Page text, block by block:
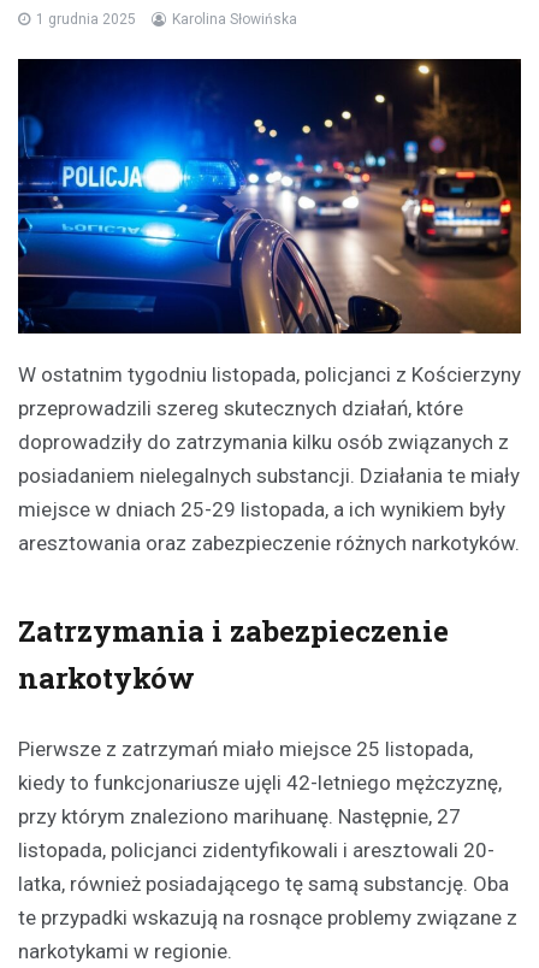
1 grudnia 2025 Karolina Słowińska
W ostatnim tygodniu listopada, policjanci z Kościerzyny
przeprowadzili szereg skutecznych działań, które
doprowadziły do zatrzymania kilku osób związanych z
posiadaniem nielegalnych substancji. Działania te miały
miejsce w dniach 25-29 listopada, a ich wynikiem były
aresztowania oraz zabezpieczenie różnych narkotyków.
Zatrzymania i zabezpieczenie
narkotyków
Pierwsze z zatrzymań miało miejsce 25 listopada,
kiedy to funkcjonariusze ujęli 42-letniego mężczyznę,
przy którym znaleziono marihuanę. Następnie, 27
listopada, policjanci zidentyfikowali i aresztowali 20-
latka, również posiadającego tę samą substancję. Oba
te przypadki wskazują na rosnące problemy związane z
narkotykami w regionie.